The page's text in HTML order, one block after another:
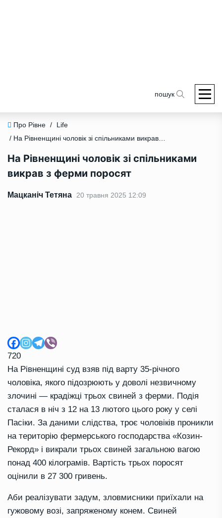
пошук
Про Рівне /
Life
/ На Рівненщині чоловік зі спільниками викрав з ферми поросят
На Рівненщині чоловік зі спільниками
викрав з ферми поросят
Мацканіч Тетяна 20 травня 2025 12:09
720
На Рівненщині суд взяв під варту 35-річного
чоловіка, якого підозрюють у доволі незвичному
злочині — крадіжці трьох свиней з ферми. Подія
сталася в ніч з 12 на 13 лютого цього року у селі
Пасіки. За даними слідства, троє чоловіків проникли
на територію фермерського господарства «Козин-
Рекорд» і викрали трьох свиней загальною вагою
понад 400 кілограмів. Вартість трьох поросят
оцінили в 27 300 гривень.
Аби реалізувати задум, зловмисники приїхали на
гужовому возі, запряженому конем. Свиней